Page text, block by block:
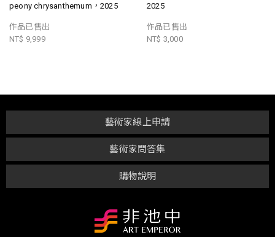
peony chrysanthemum，2025
作品已售出
NT$ 9,999
2025
作品已售出
NT$ 3,000
購物說明
藝術家問答集
藝術家線上申請